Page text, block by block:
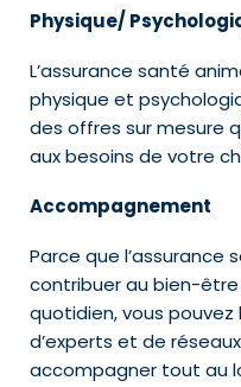
Physique/
L’assurance santé
physique et
des offres sur mesure
aux besoins de votre
Accompagnement
Parce que
contribuer au bien-être
quotidien, vous
d’experts et de
accompagner tout au